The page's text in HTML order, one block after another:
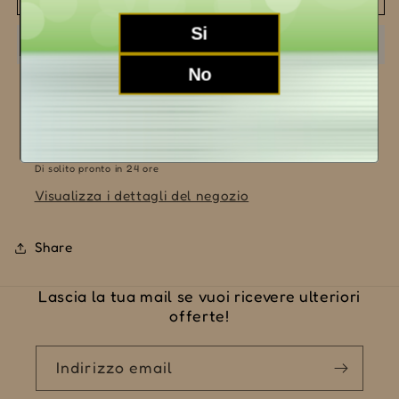
&quot;Pio&quot;
2020
&quot;Pio&quot;
Di solito pronto in 24 ore
Visualizza i dettagli del negozio
Share
Lascia la tua mail se vuoi ricevere ulteriori
offerte!
Indirizzo email
Si
No